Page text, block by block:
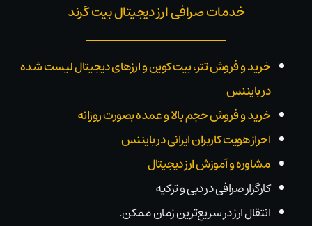
خدمات صرافی ارز دیجیتال بیت گرند
خرید و فروش تتر، بیت کوین و ارزهای دیجیتال لیست شده
در بایننس
خرید و فروش حجم بالا و عمده بصورت روزانه
احراز هویت کاربران ایرانی در بایننس
مشاوره و آموزش ارز دیجیتال
کارگزار صرافی در دبی و ترکیه
انتقال ارز در سریع‌ترین زمان ممکن.